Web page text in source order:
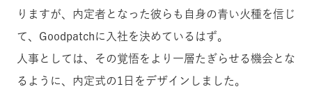
りますが、内定者となった彼らも自身の青い火種を信じ
て、Goodpatchに入社を決めているはず。
人事としては、その覚悟をより一層たぎらせる機会とな
るように、内定式の1日をデザインしました。